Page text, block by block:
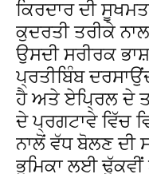
ਕਿਰਦਾਰ ਦੀ
ਕੁਦਰਤੀ ਤਰੀਕੇ
ਉਸਦੀ ਸਰੀਰਕ
ਪ੍ਰਤੀਬਿੰਬ
ਹੈ ਅਤੇ ਏਪ੍ਰਿਲ ਦੇ
ਦੇ ਪ੍ਰਗਟਾਵੇ ਵਿੱਚ
ਨਾਲੋਂ ਵੱਧ ਬੋਲਣ ਦੀ
ਭੂਮਿਕਾ ਲਈ